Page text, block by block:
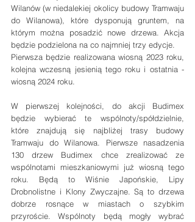
Wilanów (w niedalekiej okolicy budowy Tramwaju
do Wilanowa), które dysponują gruntem, na
którym można posadzić nowe drzewa. Akcja
będzie podzielona na co najmniej trzy edycje.
Pierwsza będzie realizowana wiosną 2023 roku,
kolejna wczesną jesienią tego roku i ostatnia -
wiosną 2024 roku.
W pierwszej kolejności, do akcji Budimex
będzie wybierać te wspólnoty/spółdzielnie,
które znajdują się najbliżej trasy budowy
Tramwaju do Wilanowa. Pierwsze nasadzenia
130 drzew Budimex chce zrealizować ze
wspólnotami mieszkaniowymi już wiosną tego
roku. Będą to Wiśnie Japońskie, Lipy
Drobnolistne i Klony Zwyczajne. Są to drzewa
dobrze rosnące w miastach o szybkim
przyroście. Wspólnoty będą mogły wybrać